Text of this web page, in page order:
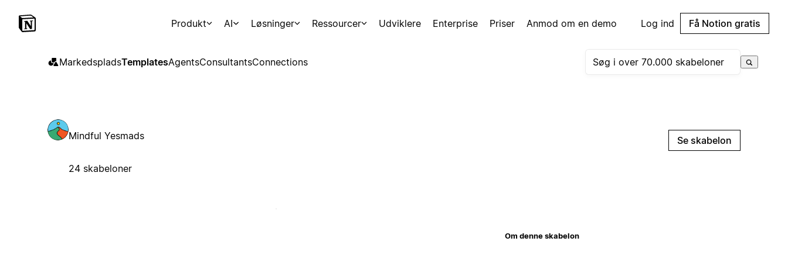
Produkt AI Løsninger Ressourcer Udviklere Enterprise Priser Anmod om en demo Log ind Få Notion gratis
MarkedspladsTemplatesAgentsConsultantsConnections
Mindful Yesmads
24 skabeloner
Se skabelon
Om denne skabelon